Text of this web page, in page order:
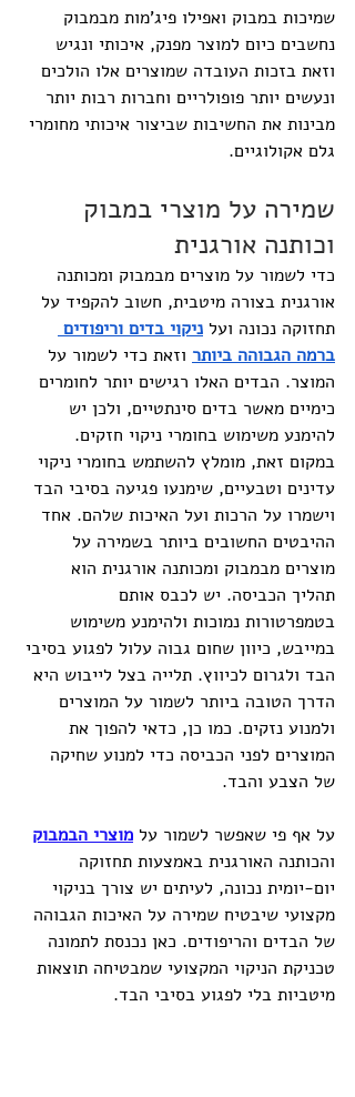
שמיכות במבוק ואפילו פיג'מות מבמבוק
נחשבים כיום למוצר מפנק, איכותי ונגיש
וזאת בזכות העובדה שמוצרים אלו הולכים
ונעשים יותר פופולריים וחברות רבות יותר
מבינות את החשיבות שביצור איכותי מחומרי
גלם אקולוגיים.
שמירה על מוצרי במבוק
וכותנה אורגנית
כדי לשמור על מוצרים מבמבוק ומכותנה
אורגנית בצורה מיטבית, חשוב להקפיד על
תחזוקה נכונה ועל ניקוי בדים וריפודים
ברמה הגבוהה ביותר וזאת כדי לשמור על
המוצר. הבדים האלו רגישים יותר לחומרים
כימיים מאשר בדים סינתטיים, ולכן יש
להימנע משימוש בחומרי ניקוי חזקים.
במקום זאת, מומלץ להשתמש בחומרי ניקוי
עדינים וטבעיים, שימנעו פגיעה בסיבי הבד
וישמרו על הרכות ועל האיכות שלהם. אחד
ההיבטים החשובים ביותר בשמירה על
מוצרים מבמבוק ומכותנה אורגנית הוא
תהליך הכביסה. יש לכבס אותם
בטמפרטורות נמוכות ולהימנע משימוש
במייבש, כיוון שחום גבוה עלול לפגוע בסיבי
הבד ולגרום לכיווץ. תלייה בצל לייבוש היא
הדרך הטובה ביותר לשמור על המוצרים
ולמנוע נזקים. כמו כן, כדאי להפוך את
המוצרים לפני הכביסה כדי למנוע שחיקה
של הצבע והבד.
על אף פי שאפשר לשמור על מוצרי הבמבוק
והכותנה האורגנית באמצעות תחזוקה
יום-יומית נכונה, לעיתים יש צורך בניקוי
מקצועי שיבטיח שמירה על האיכות הגבוהה
של הבדים והריפודים. כאן נכנסת לתמונה
טכניקת הניקוי המקצועי שמבטיחה תוצאות
מיטביות בלי לפגוע בסיבי הבד.